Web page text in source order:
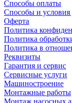
Способы оплаты
Способы и условия
Оферта
Политика
Политика
Политика в
Реквизиты
Гарантия и сервис
Сервисные услуги
Машиностроение
Монтажные работы
Монтаж насосных